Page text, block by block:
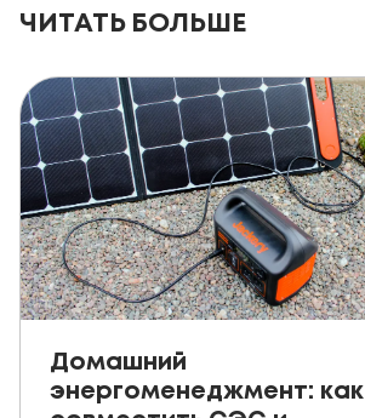
ЧИТАТЬ БОЛЬШЕ
Домашний
энергоменеджмент: как